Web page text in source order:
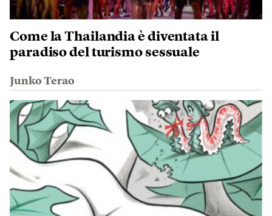
Come la Thailandia è diventata il
paradiso del turismo sessuale
Junko Terao